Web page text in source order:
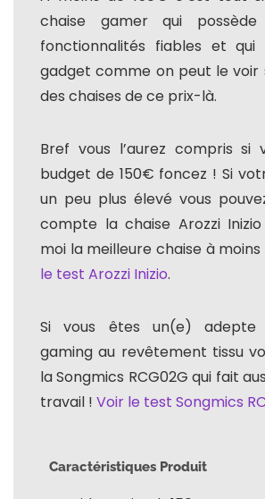
chaise gamer qui
fonctionnalités fiables et
gadget comme on peut le voir
des chaises de ce prix-là.
Bref vous l’aurez compris si
budget de 150€ foncez ! Si
un peu plus élevé vous
compte la chaise Arozzi
moi la meilleure chaise à
le test Arozzi Inizio.
Si vous êtes un(e) adepte
gaming au revêtement tissu
la Songmics RCG02G qui fait
travail ! Voir le test Songmics
Caractéristiques Produit